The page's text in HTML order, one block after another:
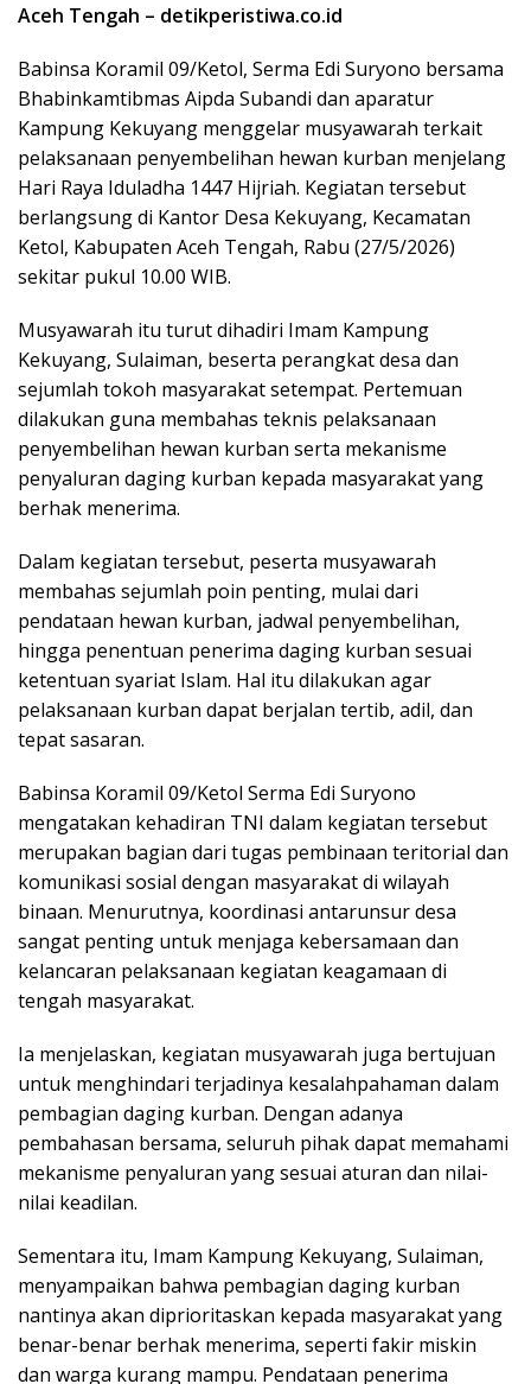
Aceh Tengah – detikperistiwa.co.id
Babinsa Koramil 09/Ketol, Serma Edi Suryono bersama
Bhabinkamtibmas Aipda Subandi dan aparatur
Kampung Kekuyang menggelar musyawarah terkait
pelaksanaan penyembelihan hewan kurban menjelang
Hari Raya Iduladha 1447 Hijriah. Kegiatan tersebut
berlangsung di Kantor Desa Kekuyang, Kecamatan
Ketol, Kabupaten Aceh Tengah, Rabu (27/5/2026)
sekitar pukul 10.00 WIB.
Musyawarah itu turut dihadiri Imam Kampung
Kekuyang, Sulaiman, beserta perangkat desa dan
sejumlah tokoh masyarakat setempat. Pertemuan
dilakukan guna membahas teknis pelaksanaan
penyembelihan hewan kurban serta mekanisme
penyaluran daging kurban kepada masyarakat yang
berhak menerima.
Dalam kegiatan tersebut, peserta musyawarah
membahas sejumlah poin penting, mulai dari
pendataan hewan kurban, jadwal penyembelihan,
hingga penentuan penerima daging kurban sesuai
ketentuan syariat Islam. Hal itu dilakukan agar
pelaksanaan kurban dapat berjalan tertib, adil, dan
tepat sasaran.
Babinsa Koramil 09/Ketol Serma Edi Suryono
mengatakan kehadiran TNI dalam kegiatan tersebut
merupakan bagian dari tugas pembinaan teritorial dan
komunikasi sosial dengan masyarakat di wilayah
binaan. Menurutnya, koordinasi antarunsur desa
sangat penting untuk menjaga kebersamaan dan
kelancaran pelaksanaan kegiatan keagamaan di
tengah masyarakat.
Ia menjelaskan, kegiatan musyawarah juga bertujuan
untuk menghindari terjadinya kesalahpahaman dalam
pembagian daging kurban. Dengan adanya
pembahasan bersama, seluruh pihak dapat memahami
mekanisme penyaluran yang sesuai aturan dan nilai-
nilai keadilan.
Sementara itu, Imam Kampung Kekuyang, Sulaiman,
menyampaikan bahwa pembagian daging kurban
nantinya akan diprioritaskan kepada masyarakat yang
benar-benar berhak menerima, seperti fakir miskin
dan warga kurang mampu. Pendataan penerima